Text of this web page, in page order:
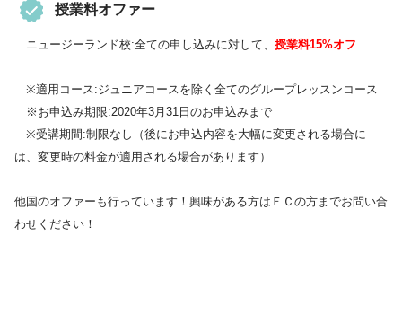
授業料オファー
ニュージーランド校:全ての申し込みに対して、 授業料15%オフ
※適用コース:ジュニアコースを除く全てのグループレッスンコース
※お申込み期限:2020年3月31日のお申込みまで
※受講期間:制限なし（後にお申込内容を大幅に変更される場合に
は、変更時の料金が適用される場合があります）
他国のオファーも行っています！興味がある方はＥＣの方までお問い合
わせください！